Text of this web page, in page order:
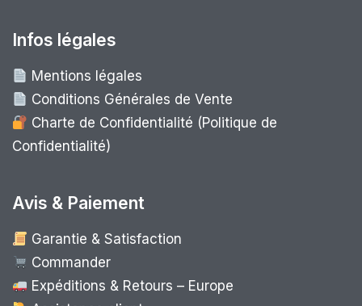
Infos légales
Mentions légales
Conditions Générales de Vente
Charte de Confidentialité (Politique de
Confidentialité)
Avis & Paiement
Garantie & Satisfaction
Commander
Expéditions & Retours – Europe